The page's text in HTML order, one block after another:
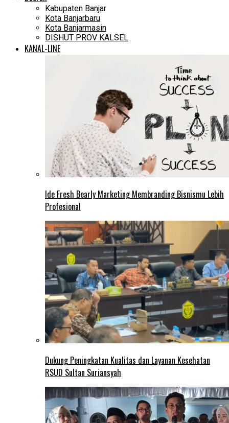
Kabupaten Banjar
Kota Banjarbaru
Kota Banjarmasin
DISHUT PROV KALSEL
KANAL-LINE
Ide Fresh Bearly Marketing Membranding Bisnismu Lebih
Profesional
Dukung Peningkatan Kualitas dan Layanan Kesehatan
RSUD Sultan Suriansyah